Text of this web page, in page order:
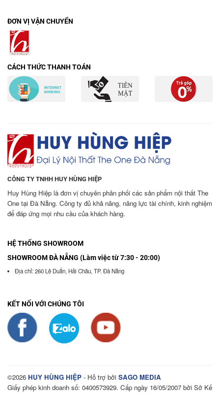
ĐƠN VỊ VẬN CHUYỂN
CÁCH THỨC THANH TOÁN
CÔNG TY TNHH HUY HÙNG HIỆP
Huy Hùng Hiệp là đơn vị chuyên phân phối các sản phẩm nội thất The
One tại Đà Nẵng. Công ty đủ khả năng, năng lực tài chính, kinh nghiệm
để đáp ứng mọi nhu cầu của khách hàng.
HỆ THỐNG SHOWROOM
SHOWROOM ĐÀ NẴNG (Làm việc từ 7:30 - 20:00)
Địa chỉ: 260 Lê Duẩn, Hải Châu, TP. Đà Nẵng
KẾT NỐI VỚI CHÚNG TÔI
©2026 HUY HÙNG HIỆP - Hỗ trợ bởi SAGO MEDIA
Giấy phép kinh doanh số: 0400573929. Cấp ngày 16/05/2007 bởi Sở Kế